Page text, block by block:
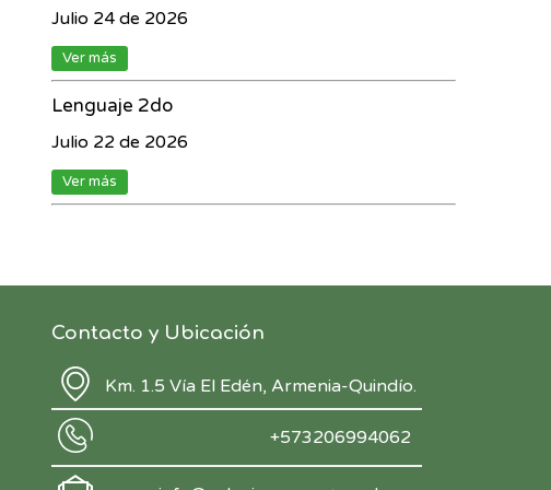
Julio 24 de 2026
Ver más
Lenguaje 2do
Julio 22 de 2026
Ver más
Contacto y Ubicación
Km. 1.5 Vía El Edén, Armenia-Quindío.
+573206994062